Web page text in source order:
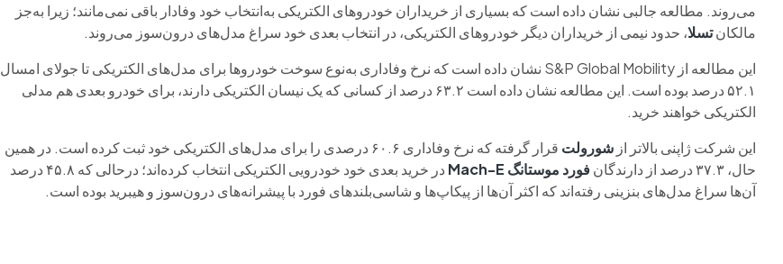
می‌روند. مطالعه جالبی نشان داده است که بسیاری از خریداران خودروهای الکتریکی به‌انتخاب خود وفادار باقی نمی‌مانند؛ زیرا به‌جز
مالکانتسلا، حدود نیمی از خریداران دیگر خودروهای الکتریکی، در انتخاب بعدی خود سراغ مدل‌های درون‌سوز می‌روند.
این مطالعه از S&P Global Mobility نشان داده است که نرخ وفاداری به‌نوع سوخت خودروها برای مدل‌های الکتریکی تا جولای امسال
۵۲.۱ درصد بوده است. این مطالعه نشان داده است ۶۳.۲ درصد از کسانی که یک نیسان الکتریکی دارند، برای خودرو بعدی هم مدلی
الکتریکی خواهند خرید.
این شرکت ژاپنی بالاتر از شورولت
قرار گرفته که نرخ وفاداری ۶۰.۶ درصدی را برای مدل‌های الکتریکی خود ثبت کرده است. در همین
حال، ۳۷.۳ درصد از دارندگان
فورد موستانگ Mach-E
در خرید بعدی خود خودرویی الکتریکی انتخاب کرده‌اند؛ درحالی‌ که ۴۵.۸ درصد
آن‌ها سراغ مدل‌های بنزینی رفته‌اند که اکثر آن‌ها از پیکاپ‌ها و شاسی‌بلندهای فورد با پیشرانه‌های درون‌سوز و هیبرید بوده است.